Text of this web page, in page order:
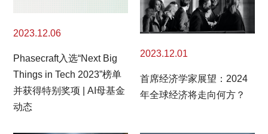
2023.12.06
Phasecraft入选“Next Big
Things in Tech 2023”榜单
并获得特别奖项 | AI母基金
动态
2023.12.01
首席经济学家展望：2024
年全球经济将走向何方？